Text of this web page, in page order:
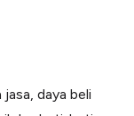
daya beli